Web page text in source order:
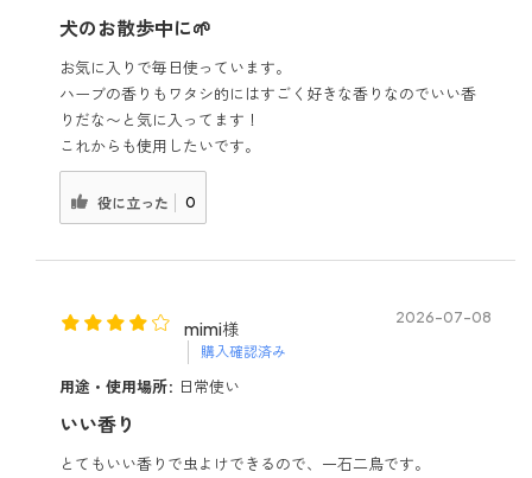
犬のお散歩中に🌱
お気に入りで毎日使っています。
ハーブの香りもワタシ的にはすごく好きな香りなのでいい香
りだな〜と気に入ってます！
これからも使用したいです。
役に立った 0
mimi様
購入確認済み
2026-07-08
用途・使用場所: 日常使い
いい香り
とてもいい香りで虫よけできるので、一石二鳥です。